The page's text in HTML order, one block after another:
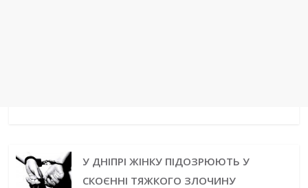
У ДНІПРІ ЖІНКУ ПІДОЗРЮЮТЬ У
СКОЄННІ ТЯЖКОГО ЗЛОЧИНУ